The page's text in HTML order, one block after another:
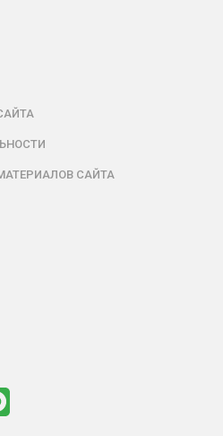
САЙТА